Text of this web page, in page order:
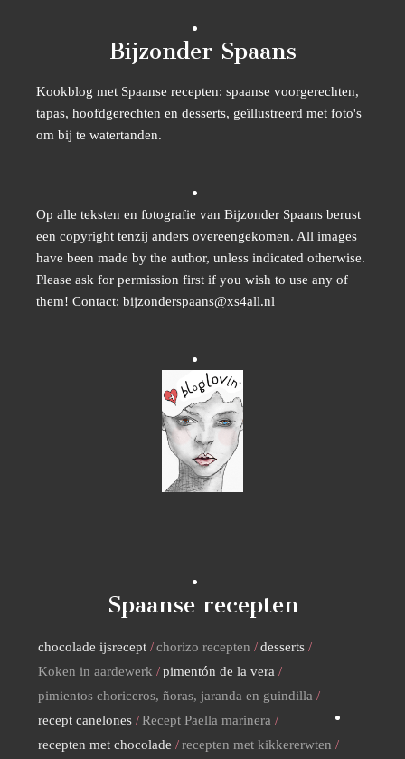
Bijzonder Spaans
Kookblog met Spaanse recepten: spaanse voorgerechten,
tapas, hoofdgerechten en desserts, geïllustreerd met foto's
om bij te watertanden.
Op alle teksten en fotografie van Bijzonder Spaans berust
een copyright tenzij anders overeengekomen. All images
have been made by the author, unless indicated otherwise.
Please ask for permission first if you wish to use any of
them! Contact: bijzonderspaans@xs4all.nl
Spaanse recepten
chocolade ijsrecept chorizo recepten
desserts
Koken in aardewerk
pimentón de la vera
pimientos choriceros, ñoras, jaranda en guindilla
recept canelones
Recept Paella marinera
recepten met chocolade
recepten met kikkererwten